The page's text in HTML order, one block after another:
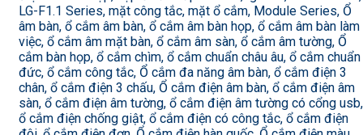
LG-F1.1 Series, mặt công tắc, mặt ổ cắm, Module Series, Ổ
âm bàn, ổ cắm âm bàn, ổ cắm âm bàn họp, ổ cắm âm bàn làm
việc, ổ cắm âm mặt bàn, ổ cắm âm sàn, ổ cắm âm tường, Ổ
cắm bàn họp, ổ cắm chìm, ổ cắm chuẩn châu âu, ổ cắm chuẩn
đức, ổ cắm công tắc, Ổ cắm đa năng âm bàn, ổ cắm điện 3
chân, ổ cắm điện 3 chấu, Ổ cắm điện âm bàn, ổ cắm điện âm
sàn, ổ cắm điện âm tường, ổ cắm điện âm tường có cổng usb,
ổ cắm điện chống giật, ổ cắm điện có công tắc, ổ cắm điện